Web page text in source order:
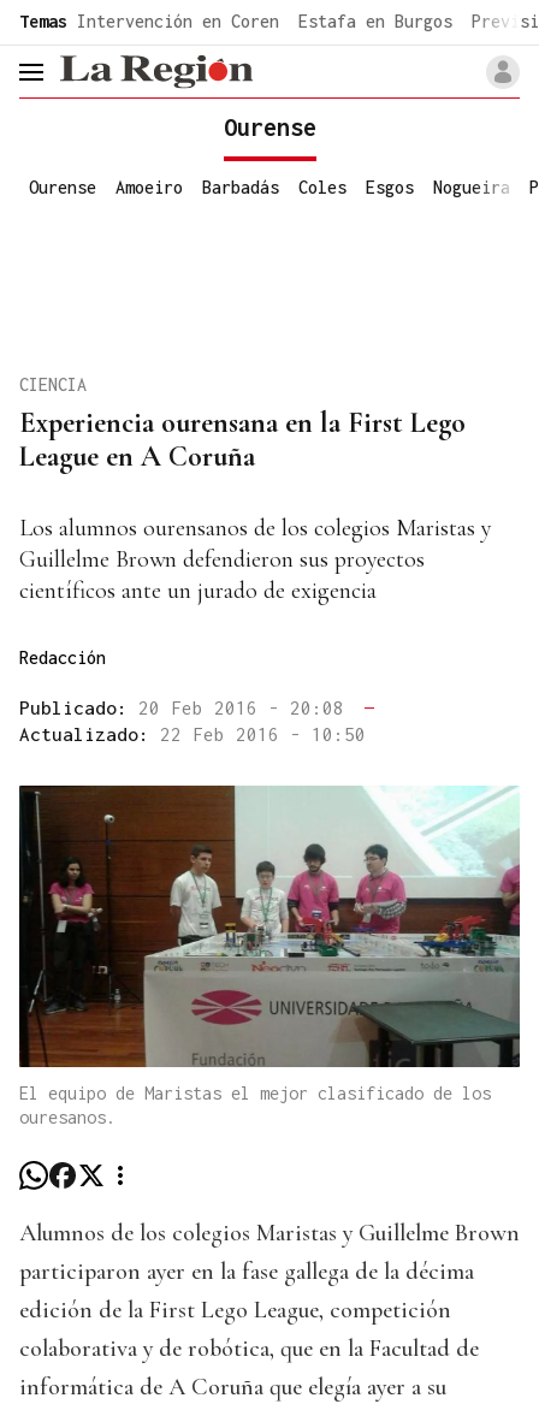
common.go-to-content
Temas Intervención en Coren Estafa en Burgos
header.menu.open
Ourense
Ourense Amoeiro Barbadás Coles Esgos Nogueira
Experiencia ourensana en la First Lego
League en A Coruña
CIENCIA
Los alumnos ourensanos de los colegios Maristas y
Guillelme Brown defendieron sus proyectos
científicos ante un jurado de exigencia
Redacción
Publicado: 20 Feb 2016 - 20:08
—
Actualizado: 22 Feb 2016 - 10:50
El equipo de Maristas el mejor clasificado de los
ouresanos.
Alumnos de los colegios Maristas y Guillelme Brown
participaron ayer en la fase gallega de la décima
edición de la First Lego League, competición
colaborativa y de robótica, que en la Facultad de
informática de A Coruña que elegía ayer a su